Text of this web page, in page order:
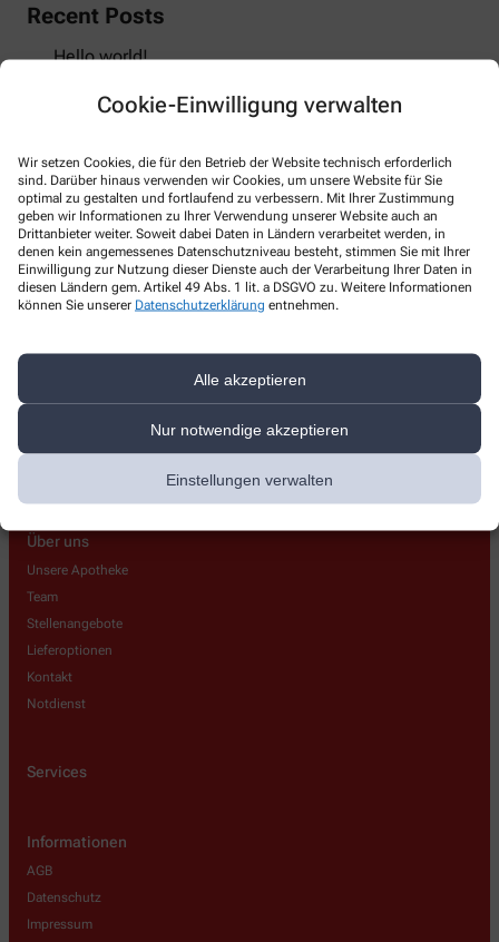
Cookie-Einwilligung verwalten
Wir setzen Cookies, die für den Betrieb der Website technisch erforderlich
sind. Darüber hinaus verwenden wir Cookies, um unsere Website für Sie
optimal zu gestalten und fortlaufend zu verbessern. Mit Ihrer Zustimmung
geben wir Informationen zu Ihrer Verwendung unserer Website auch an
Drittanbieter weiter. Soweit dabei Daten in Ländern verarbeitet werden, in
denen kein angemessenes Datenschutzniveau besteht, stimmen Sie mit Ihrer
Einwilligung zur Nutzung dieser Dienste auch der Verarbeitung Ihrer Daten in
diesen Ländern gem. Artikel 49 Abs. 1 lit. a DSGVO zu. Weitere Informationen
können Sie unserer Datenschutzerklärung entnehmen.
Alle akzeptieren
Nur notwendige akzeptieren
Einstellungen verwalten
Recent Posts
Hello world!
Recent Comments
Kontakt
Leonhardi-Apotheke
+49-8022/9 51 90
Über uns
Unsere Apotheke
Team
Stellenangebote
Lieferoptionen
Kontakt
Notdienst
Services
Informationen
AGB
Datenschutz
Impressum